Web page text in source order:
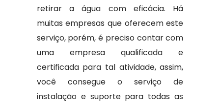
retirar a água com eficácia. Há
muitas empresas que oferecem este
serviço, porém, é preciso contar com
uma empresa qualificada e
certificada para tal atividade, assim,
você consegue o serviço de
instalação e suporte para todas as